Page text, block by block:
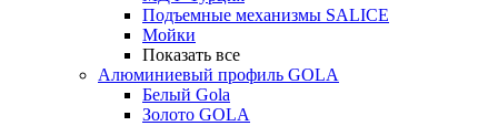
Подъемные механизмы SALICE
Мойки
Показать все
Алюминиевый профиль GOLA
Белый Gola
Золото GOLA